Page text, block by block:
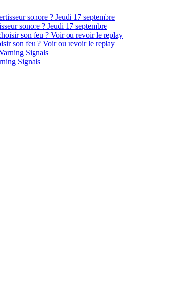
sonore ? Jeudi 17 septembre
son feu ? Voir ou revoir le replay
Signals